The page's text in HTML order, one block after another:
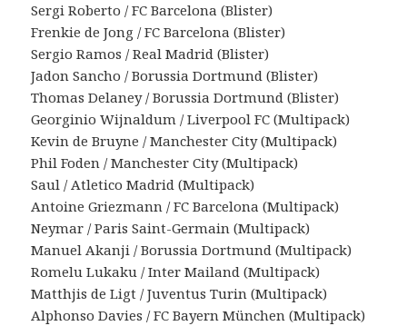
Sergi Roberto / FC Barcelona (Blister)
Frenkie de Jong / FC Barcelona (Blister)
Sergio Ramos / Real Madrid (Blister)
Jadon Sancho / Borussia Dortmund (Blister)
Thomas Delaney / Borussia Dortmund (Blister)
Georginio Wijnaldum / Liverpool FC (Multipack)
Kevin de Bruyne / Manchester City (Multipack)
Phil Foden / Manchester City (Multipack)
Saul / Atletico Madrid (Multipack)
Antoine Griezmann / FC Barcelona (Multipack)
Neymar / Paris Saint-Germain (Multipack)
Manuel Akanji / Borussia Dortmund (Multipack)
Romelu Lukaku / Inter Mailand (Multipack)
Matthjis de Ligt / Juventus Turin (Multipack)
Alphonso Davies / FC Bayern München (Multipack)